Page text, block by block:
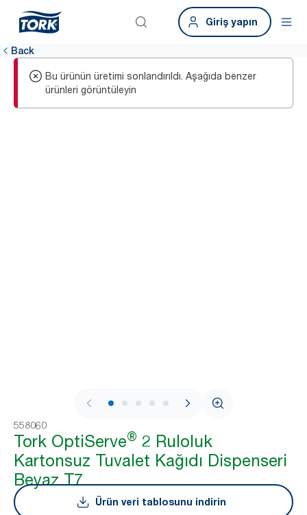
Giriş yapın
Back
Bu ürünün üretimi sonlandırıldı. Aşağıda benzer
ürünleri görüntüleyin
1 / 6
558060
Tork OptiServe® 2 Ruloluk
Kartonsuz Tuvalet Kağıdı Dispenseri
Beyaz T7
Ürün veri tablosunu indirin